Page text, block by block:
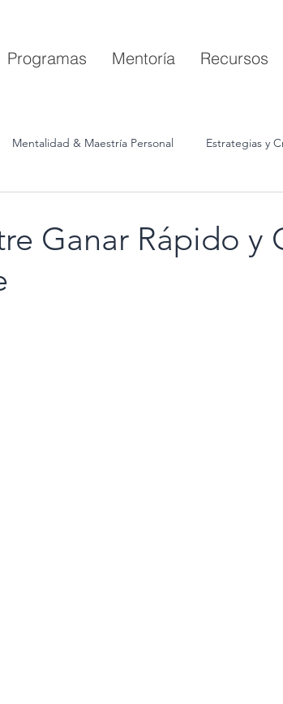
Programas Mentoría Recursos
Mentalidad & Maestría Personal Estrategias y
Ganar Rápido y